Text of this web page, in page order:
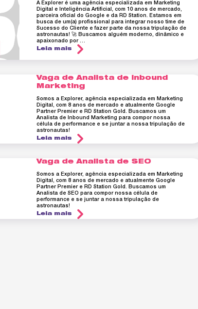
A Explorer é uma agência especializada em Marketing
Digital e Inteligência Artificial, com 10 anos de mercado,
parceira oficial do Google e da RD Station. Estamos em
busca de um(a) profissional para integrar nosso time de
Sucesso do Cliente e fazer parte da nossa tripulação de
astronautas! 🚀 Buscamos alguém moderno, dinâmico e
apaixonado por …
Leia mais
Vaga de Analista de Inbound
Marketing
Somos a Explorer, agência especializada em Marketing
Digital, com 8 anos de mercado e atualmente Google
Partner Premier e RD Station Gold. Buscamos um
Analista de Inbound Marketing para compor nossa
célula de performance e se juntar a nossa tripulação de
astronautas!
Leia mais
Vaga de Analista de SEO
Somos a Explorer, agência especializada em Marketing
Digital, com 8 anos de mercado e atualmente Google
Partner Premier e RD Station Gold. Buscamos um
Analista de SEO para compor nossa célula de
performance e se juntar a nossa tripulação de
astronautas!
Leia mais